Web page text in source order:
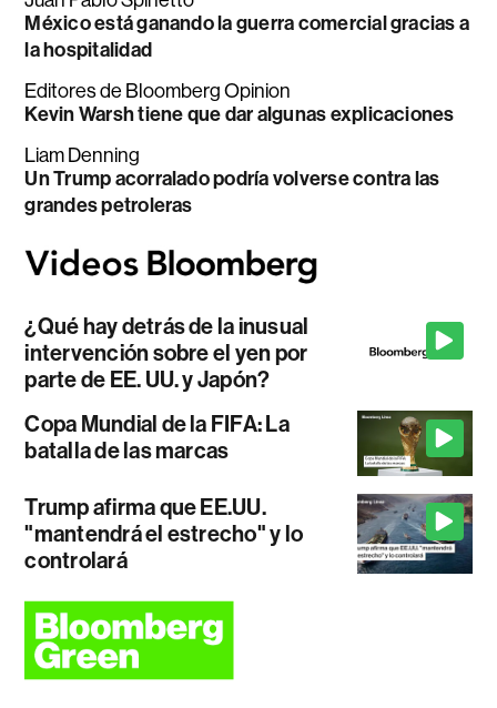
México está ganando la guerra comercial gracias a
la hospitalidad
Editores de Bloomberg Opinion
Kevin Warsh tiene que dar algunas explicaciones
Liam Denning
Un Trump acorralado podría volverse contra las
grandes petroleras
¿Qué hay detrás de la inusual
intervención sobre el yen por
parte de EE. UU. y Japón?
Copa Mundial de la FIFA: La
batalla de las marcas
Trump afirma que EE.UU.
"mantendrá el estrecho" y lo
controlará